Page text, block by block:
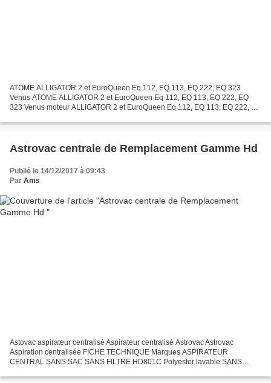
ATOME ALLIGATOR 2 et EuroQueen Eq 112, EQ 113, EQ 222, EQ 323
Venus ATOME ALLIGATOR 2 et EuroQueen Eq 112, EQ 113, EQ 222, EQ
323 Venus moteur ALLIGATOR 2 et EuroQueen Eq 112, EQ 113, EQ 222, EQ
Astrovac centrale de Remplacement Gamme Hd
Publié le 14/12/2017 à 09:43
Par Ams
Astovac aspirateur centralisé Aspirateur centralisé Astrovac Astrovac
Aspiration centralisée FICHE TECHNIQUE Marques ASPIRATEUR
CENTRAL SANS SAC SANS FILTRE HD801C Polyester lavable SANS